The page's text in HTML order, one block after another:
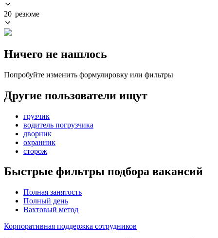
20 резюме
Ничего не нашлось
Попробуйте изменить формулировку или фильтры
Другие пользователи ищут
грузчик
водитель погрузчика
дворник
охранник
сторож
Быстрые фильтры подбора вакансий
Полная занятость
Полный день
Вахтовый метод
Корпоративная поддержка сотрудников